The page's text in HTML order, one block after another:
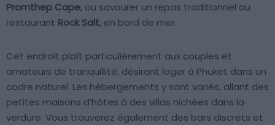
Promthep Cape, ou savourer un repas traditionnel au
restaurant Rock Salt, en bord de mer.
Cet endroit plaît particulièrement aux couples et
amateurs de tranquillité, désirant loger à Phuket dans un
cadre naturel. Les hébergements y sont variés, allant des
petites maisons d’hôtes à des villas nichées dans la
verdure. Vous trouverez également des bars discrets et